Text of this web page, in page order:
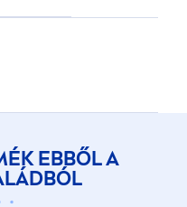
EBBŐL A